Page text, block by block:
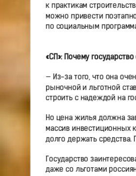
к практикам
можно привести
по социальным
«СП»: Почему
— Из-за того, что она
рыночной и льготной
строить с надеждой на
Но цена жилья должна
массив инвестиционных
долго держать
Государство
даже со льготами